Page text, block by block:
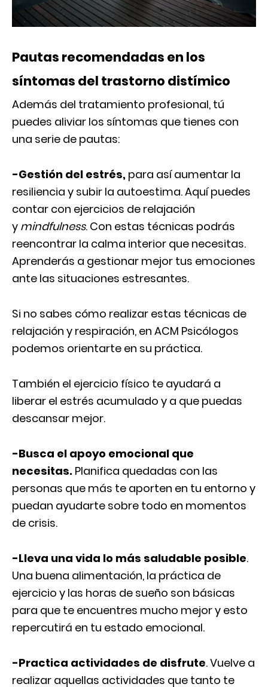
Pautas recomendadas en los
síntomas del trastorno distímico
Además del tratamiento profesional, tú
puedes aliviar los síntomas que tienes con
una serie de pautas:
-Gestión del estrés, para así aumentar la
resiliencia y subir la autoestima. Aquí puedes
contar con ejercicios de relajación
y mindfulness. Con estas técnicas podrás
reencontrar la calma interior que necesitas.
Aprenderás a gestionar mejor tus emociones
ante las situaciones estresantes.
Si no sabes cómo realizar estas técnicas de
relajación y respiración, en ACM Psicólogos
podemos orientarte en su práctica.
También el ejercicio físico te ayudará a
liberar el estrés acumulado y a que puedas
descansar mejor.
-Busca el apoyo emocional que
necesitas. Planifica quedadas con las
personas que más te aporten en tu entorno y
puedan ayudarte sobre todo en momentos
de crisis.
-Lleva una vida lo más saludable posible.
Una buena alimentación, la práctica de
ejercicio y las horas de sueño son básicas
para que te encuentres mucho mejor y esto
repercutirá en tu estado emocional.
-Practica actividades de disfrute. Vuelve a
realizar aquellas actividades que tanto te